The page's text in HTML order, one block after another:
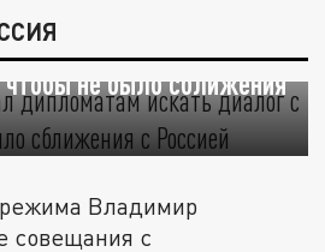
дипломатам искать
не было сближения
режима Владимир
совещания с